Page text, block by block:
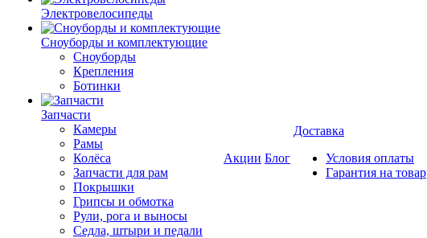
Электровелосипеды
Cноуборды и комплектующие
Сноуборды
Крепления
Ботинки
Запчасти
Камеры
Рамы
Колёса
Запчасти для рам
Покрышки
Грипсы и обмотка
Рули, рога и выносы
Седла, штыри и педали
Акции Блог
Доставка
Условия оплаты
Гарантия на товар